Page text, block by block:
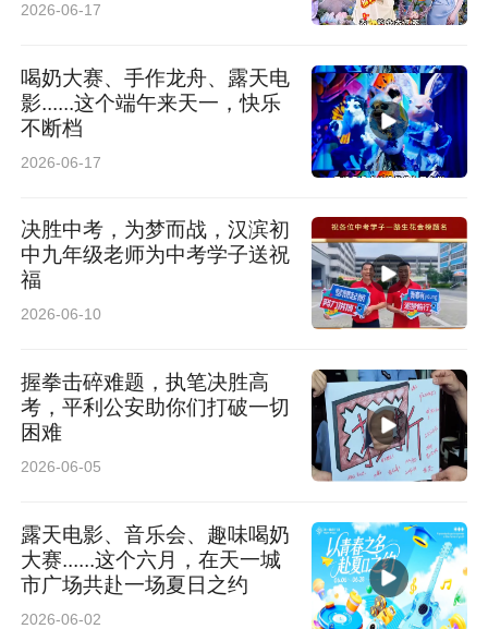
2026-06-17
喝奶大赛、手作龙舟、露天电
影......这个端午来天一，快乐
不断档
2026-06-17
决胜中考，为梦而战，汉滨初
中九年级老师为中考学子送祝
福
2026-06-10
握拳击碎难题，执笔决胜高
考，平利公安助你们打破一切
困难
2026-06-05
露天电影、音乐会、趣味喝奶
大赛......这个六月，在天一城
市广场共赴一场夏日之约
2026-06-02